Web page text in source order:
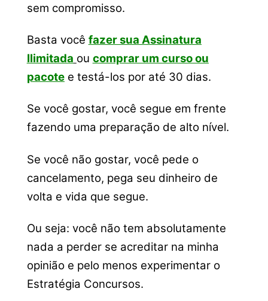
sem compromisso.
Basta você fazer sua Assinatura
Ilimitada ou comprar um curso ou
pacotee testá-los por até 30 dias.
Se você gostar, você segue em frente
fazendo uma preparação de alto nível.
Se você não gostar, você pede o
cancelamento, pega seu dinheiro de
volta e vida que segue.
Ou seja: você não tem absolutamente
nada a perder se acreditar na minha
opinião e pelo menos experimentar o
Estratégia Concursos.